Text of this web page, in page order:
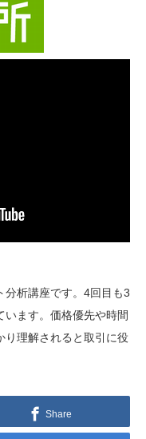
分析講座です。4回目も3
います。価格優先や時間
り理解されると取引に役
Share